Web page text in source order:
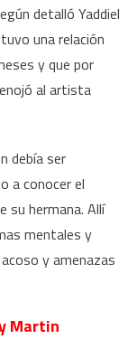
detalló Yaddiel
una relación
y que por
al artista
debía ser
a conocer el
su hermana. Allí
mentales y
y amenazas
Martin